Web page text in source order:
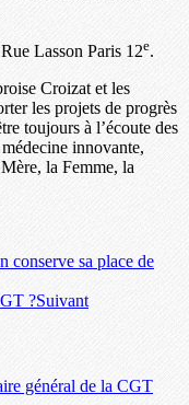
Lasson Paris 12e.
Croizat et les
les projets de progrès
toujours à l’écoute des
innovante,
la Femme, la
conserve sa place de
?Suivant